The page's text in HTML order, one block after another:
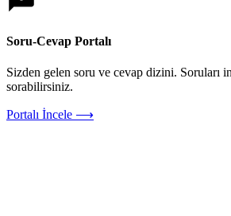
Soru-Cevap Portalı
Sizden gelen soru ve cevap dizini. Soruları
sorabilirsiniz.
Portalı İncele ⟶